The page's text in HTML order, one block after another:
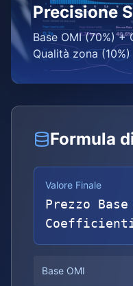
Precisione
Base OMI (70%)
Qualità zona (10%)
Formula
Valore Finale
Prezzo Base
Base OMI